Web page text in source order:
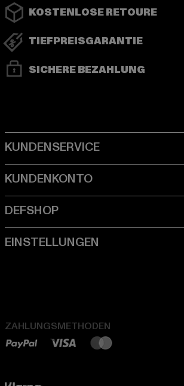
KOSTENLOSE RETOURE
TIEFPREISGARANTIE
SICHERE BEZAHLUNG
ZAHLUNGSMETHODEN